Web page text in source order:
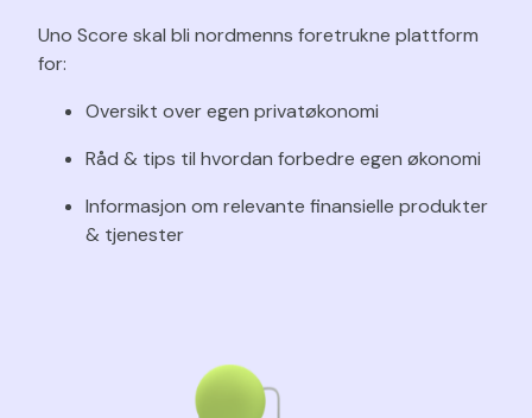
Uno Score skal bli nordmenns foretrukne plattform
for:
Oversikt over egen privatøkonomi
Råd & tips til hvordan forbedre egen økonomi
Informasjon om relevante finansielle produkter
& tjenester